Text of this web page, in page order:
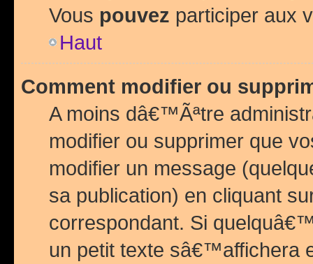
Vous pouvez participer aux
Haut
Comment modifier ou
A moins dâ€™Ãªtre
modifier ou supprimer que
modifier un message
sa publication) en cliquant
correspondant. Si
un petit texte sâ€™affichera